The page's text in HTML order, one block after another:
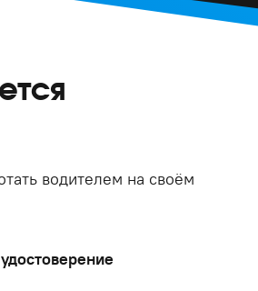
водителем на своём